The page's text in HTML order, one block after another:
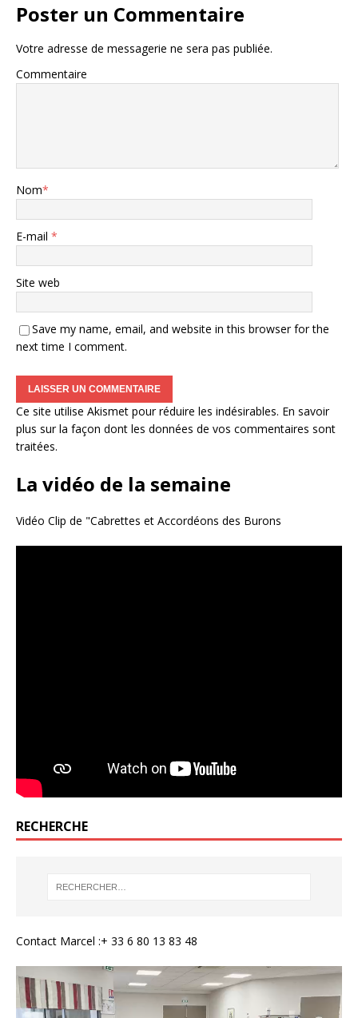
Poster un Commentaire
Votre adresse de messagerie ne sera pas publiée.
Commentaire
Nom*
E-mail *
Site web
Save my name, email, and website in this browser for the
next time I comment.
Ce site utilise Akismet pour réduire les indésirables. En savoir
plus sur la façon dont les données de vos commentaires sont
traitées.
La vidéo de la semaine
Vidéo Clip de "Cabrettes et Accordéons des Burons
RECHERCHE
Contact Marcel :+ 33 6 80 13 83 48